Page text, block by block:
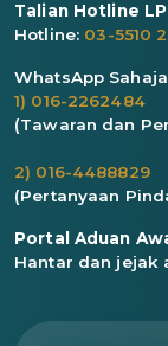
Talian Hotline
Hotline: 03-5510
WhatsApp
1) 016-2262484
(Tawaran dan
2) 016-4488829
(Pertanyaan
Portal Aduan
Hantar dan jejak